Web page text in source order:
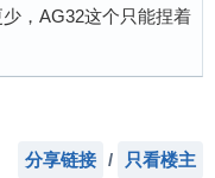
，AG32这个只能捏着
分享链接 / 只看楼主